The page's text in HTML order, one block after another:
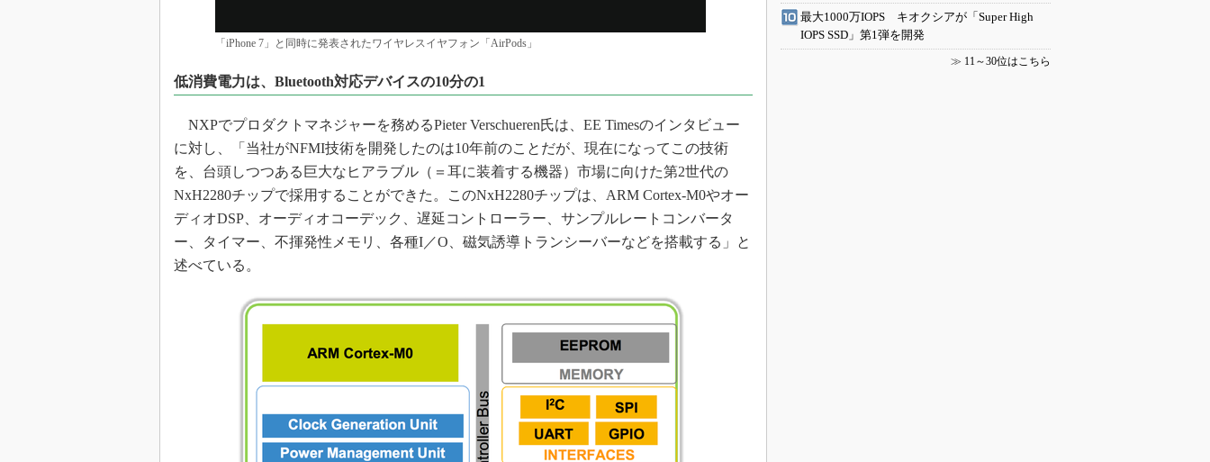
「iPhone 7」と同時に発表されたワイヤレスイヤフォン「AirPods」
低消費電力は、Bluetooth対応デバイスの10分の1
NXPでプロダクトマネジャーを務めるPieter Verschueren氏は、EE Timesのインタビュー
に対し、「当社がNFMI技術を開発したのは10年前のことだが、現在になってこの技術
を、台頭しつつある巨大なヒアラブル（＝耳に装着する機器）市場に向けた第2世代の
NxH2280チップで採用することができた。このNxH2280チップは、ARM Cortex-M0やオー
ディオDSP、オーディオコーデック、遅延コントローラー、サンプルレートコンバータ
ー、タイマー、不揮発性メモリ、各種I／O、磁気誘導トランシーバーなどを搭載する」と
述べている。
最大1000万IOPS キオクシアが「Super High
IOPS SSD」第1弾を開発
≫ 11～30位はこちら